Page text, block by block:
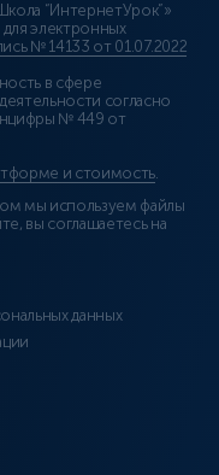
“ИнтернетУрок”»
электронных
№ 14133 от 01.07.2022
в сфере
согласно
№ 449 от
и стоимость
мы используем файлы
вы соглашаетесь на
данных